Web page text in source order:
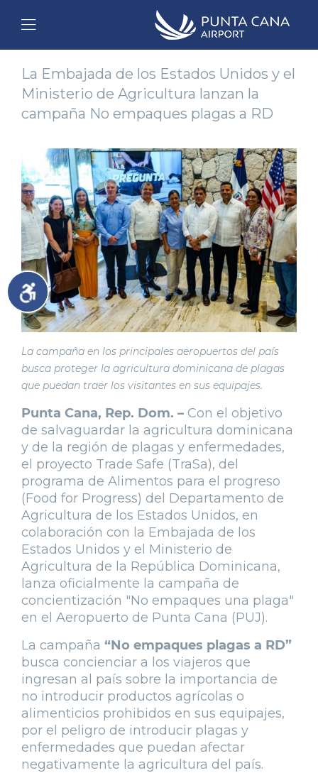
La Embajada de los Estados Unidos y el
Ministerio de Agricultura lanzan la
campaña No empaques plagas a RD
La campaña en los principales aeropuertos del país
busca proteger la agricultura dominicana de plagas
que puedan traer los visitantes en sus equipajes.
Punta Cana, Rep. Dom. – Con el objetivo
de salvaguardar la agricultura dominicana
y de la región de plagas y enfermedades,
el proyecto Trade Safe (TraSa), del
programa de Alimentos para el progreso
(Food for Progress) del Departamento de
Agricultura de los Estados Unidos, en
colaboración con la Embajada de los
Estados Unidos y el Ministerio de
Agricultura de la República Dominicana,
lanza oficialmente la campaña de
concientización "No empaques una plaga"
en el Aeropuerto de Punta Cana (PUJ).
La campaña “No empaques plagas a RD”
busca concienciar a los viajeros que
ingresan al país sobre la importancia de
no introducir productos agrícolas o
alimenticios prohibidos en sus equipajes,
por el peligro de introducir plagas y
enfermedades que puedan afectar
negativamente la agricultura del país.